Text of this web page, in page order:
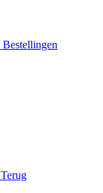
Bestellingen
Terug